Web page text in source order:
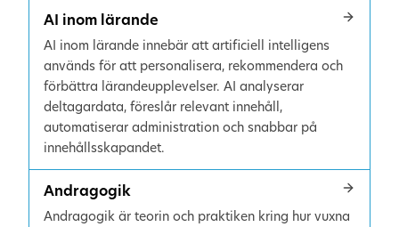
AI inom lärande
AI inom lärande innebär att artificiell intelligens
används för att personalisera, rekommendera och
förbättra lärandeupplevelser. AI analyserar
deltagardata, föreslår relevant innehåll,
automatiserar administration och snabbar på
innehållsskapandet.
Andragogik
Andragogik är teorin och praktiken kring hur vuxna